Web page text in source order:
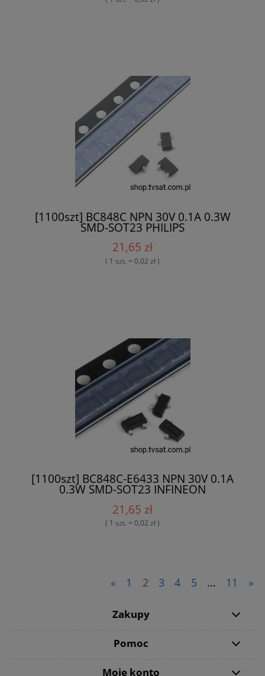
[1100szt] BC848C NPN 30V 0.1A 0.3W
SMD-SOT23 PHILIPS
21,65 zł
( 1 szt. = 0,02 zł )
[1100szt] BC848C-E6433 NPN 30V 0.1A
0.3W SMD-SOT23 INFINEON
21,65 zł
( 1 szt. = 0,02 zł )
« 1 2 3 4 5 ... 11 »
Zakupy
Pomoc
Moje konto